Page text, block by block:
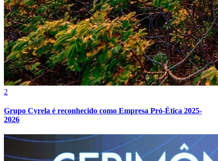
2
Grupo Cyrela é reconhecido como Empresa Pró-Ética 2025-
2026